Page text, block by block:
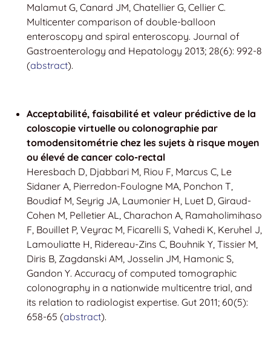
Malamut G, Canard JM, Chatellier G, Cellier C.
Multicenter comparison of double-balloon
enteroscopy and spiral enteroscopy. Journal of
Gastroenterology and Hepatology 2013; 28(6): 992-8
(abstract).
Acceptabilité, faisabilité et valeur prédictive de la
coloscopie virtuelle ou colonographie par
tomodensitométrie chez les sujets à risque moyen
ou élevé de cancer colo-rectal
Heresbach D, Djabbari M, Riou F, Marcus C, Le
Sidaner A, Pierredon-Foulogne MA, Ponchon T,
Boudiaf M, Seyrig JA, Laumonier H, Luet D, Giraud-
Cohen M, Pelletier AL, Charachon A, Ramaholimihaso
F, Bouillet P, Veyrac M, Ficarelli S, Vahedi K, Keruhel J,
Lamouliatte H, Ridereau-Zins C, Bouhnik Y, Tissier M,
Diris B, Zagdanski AM, Josselin JM, Hamonic S,
Gandon Y. Accuracy of computed tomographic
colonography in a nationwide multicentre trial, and
its relation to radiologist expertise. Gut 2011; 60(5):
658-65 (abstract).